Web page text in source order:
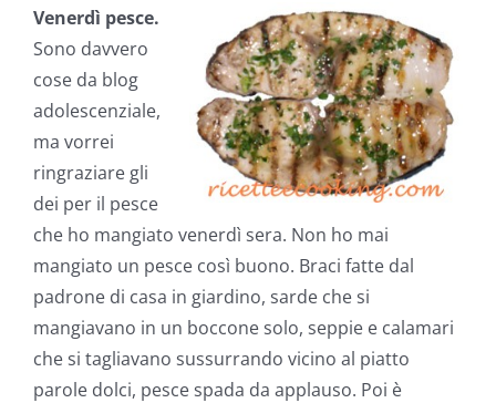
Venerdì pesce.
Sono davvero
cose da blog
adolescenziale,
ma vorrei
ringraziare gli
dei per il pesce
che ho mangiato venerdì sera. Non ho mai
mangiato un pesce così buono. Braci fatte dal
padrone di casa in giardino, sarde che si
mangiavano in un boccone solo, seppie e calamari
che si tagliavano sussurrando vicino al piatto
parole dolci, pesce spada da applauso. Poi è